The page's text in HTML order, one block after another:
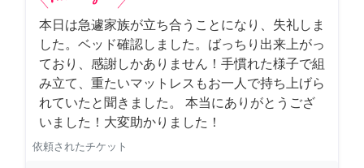
本日は急遽家族が立ち合うことになり、失礼しま
した。ベッド確認しました。ばっちり出来上がっ
ており、感謝しかありません！手慣れた様子で組
み立て、重たいマットレスもお一人で持ち上げら
れていたと聞きました。 本当にありがとうござ
いました！大変助かりました！
依頼されたチケット